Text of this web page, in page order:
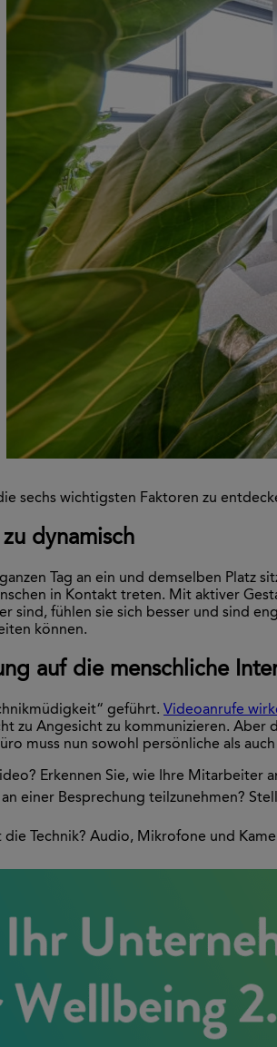
sechs wichtigsten Faktoren zu
dynamisch
Tag an ein und demselben Platz
in Kontakt treten. Mit aktiver
sind, fühlen sie sich besser und sind
können.
auf die menschliche
geführt. Videoanrufe
zu Angesicht zu kommunizieren.
muss nun sowohl persönliche als
Erkennen Sie, wie Ihre Mitarbeiter
an einer Besprechung teilzunehmen?
die Technik? Audio, Mikrofone und